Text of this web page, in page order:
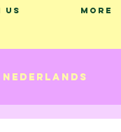
Us More
Nederlands